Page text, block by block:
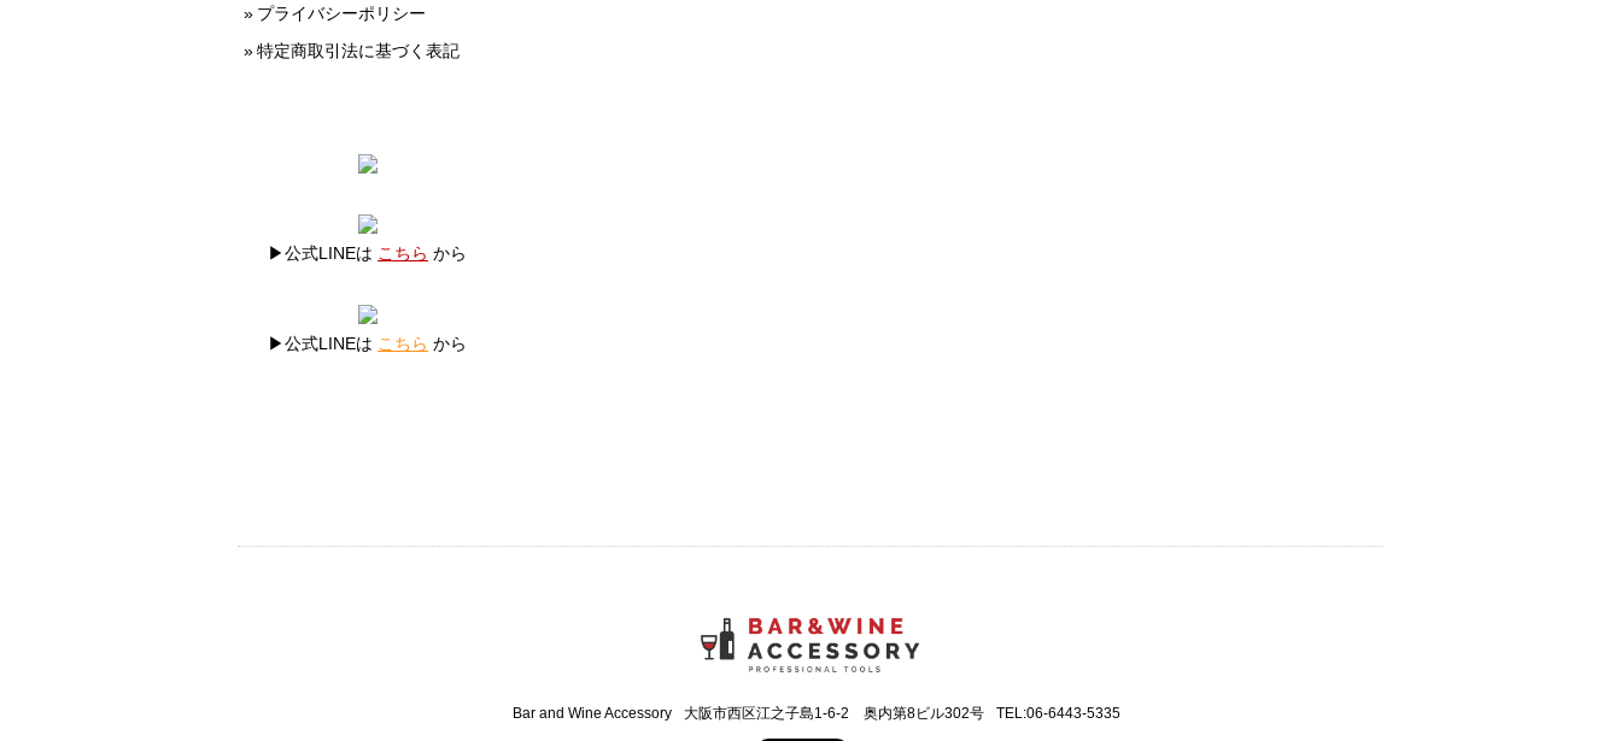
プライバシーポリシー
特定商取引法に基づく表記
▶公式LINEは こちら から
▶公式LINEは こちら から
Bar and Wine Accessory 大阪市西区江之子島1-6-2 奥内第8ビル302号 TEL:06-6443-5335